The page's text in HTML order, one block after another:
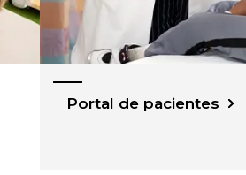
Portal de pacientes